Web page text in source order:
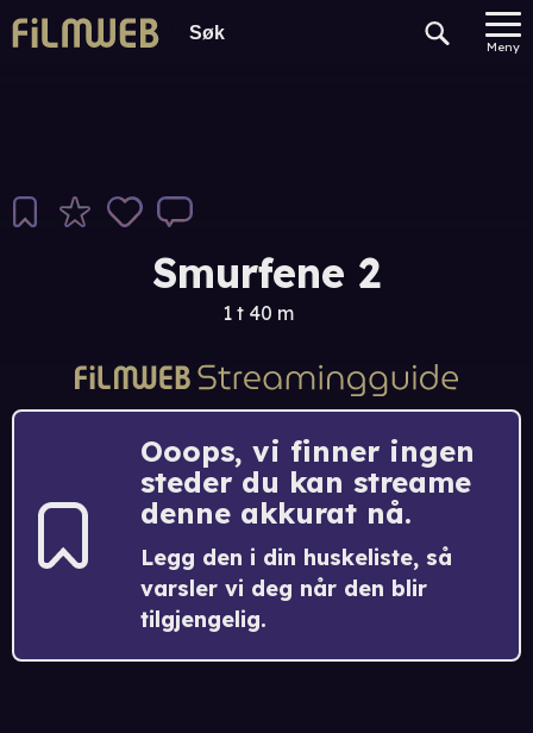
Meny
Smurfene 2
1 t 40 m
Ooops, vi finner ingen
steder du kan streame
denne akkurat nå.
Legg den i din huskeliste, så
varsler vi deg når den blir
tilgjengelig.